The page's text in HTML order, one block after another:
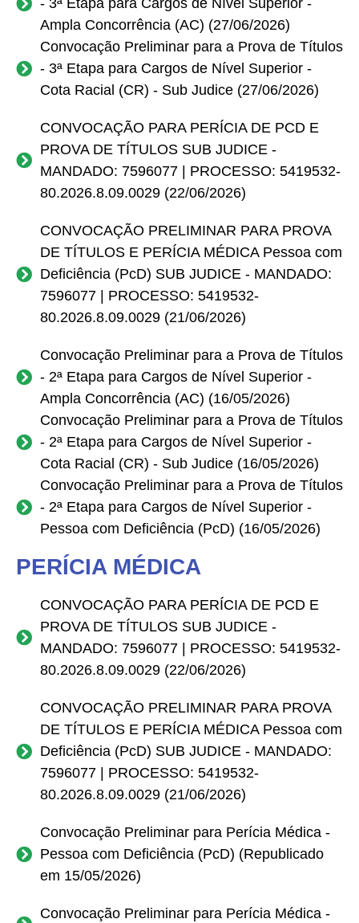
- 3ª Etapa para Cargos de Nível Superior -
Ampla Concorrência (AC) (27/06/2026)
Convocação Preliminar para a Prova de Títulos
- 3ª Etapa para Cargos de Nível Superior -
Cota Racial (CR) - Sub Judice (27/06/2026)
CONVOCAÇÃO PARA PERÍCIA DE PCD E
PROVA DE TÍTULOS SUB JUDICE -
MANDADO: 7596077 | PROCESSO: 5419532-
80.2026.8.09.0029 (22/06/2026)
CONVOCAÇÃO PRELIMINAR PARA PROVA
DE TÍTULOS E PERÍCIA MÉDICA Pessoa com
Deficiência (PcD) SUB JUDICE - MANDADO:
7596077 | PROCESSO: 5419532-
80.2026.8.09.0029 (21/06/2026)
Convocação Preliminar para a Prova de Títulos
- 2ª Etapa para Cargos de Nível Superior -
Ampla Concorrência (AC) (16/05/2026)
Convocação Preliminar para a Prova de Títulos
- 2ª Etapa para Cargos de Nível Superior -
Cota Racial (CR) - Sub Judice (16/05/2026)
Convocação Preliminar para a Prova de Títulos
- 2ª Etapa para Cargos de Nível Superior -
Pessoa com Deficiência (PcD) (16/05/2026)
PERÍCIA MÉDICA
CONVOCAÇÃO PARA PERÍCIA DE PCD E
PROVA DE TÍTULOS SUB JUDICE -
MANDADO: 7596077 | PROCESSO: 5419532-
80.2026.8.09.0029 (22/06/2026)
CONVOCAÇÃO PRELIMINAR PARA PROVA
DE TÍTULOS E PERÍCIA MÉDICA Pessoa com
Deficiência (PcD) SUB JUDICE - MANDADO:
7596077 | PROCESSO: 5419532-
80.2026.8.09.0029 (21/06/2026)
Convocação Preliminar para Perícia Médica -
Pessoa com Deficiência (PcD) (Republicado
em 15/05/2026)
Convocação Preliminar para Perícia Médica -